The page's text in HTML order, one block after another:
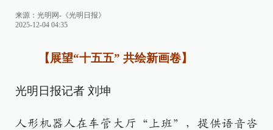
来源： 光明网-《光明日报》
2025-12-04 04:35
【展望“十五五” 共绘新画卷】
光明日报记者 刘坤
人形机器人在车管大厅“上班”，提供语音咨